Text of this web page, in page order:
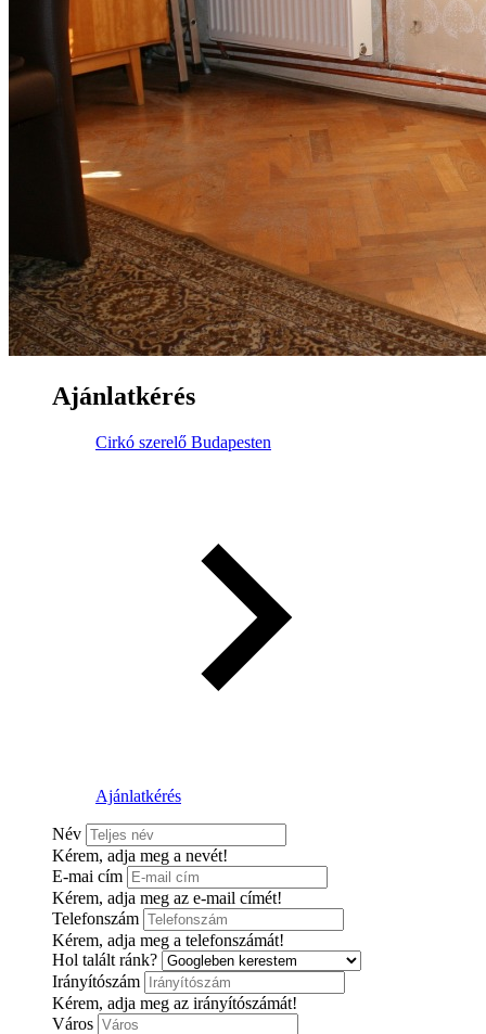
Ajánlatkérés
Cirkó szerelő Budapesten
Ajánlatkérés
Név
Kérem, adja meg a nevét!
E-mai cím
Kérem, adja meg az e-mail címét!
Telefonszám
Kérem, adja meg a telefonszámát!
Hol talált ránk?
Irányítószám
Kérem, adja meg az irányítószámát!
Város